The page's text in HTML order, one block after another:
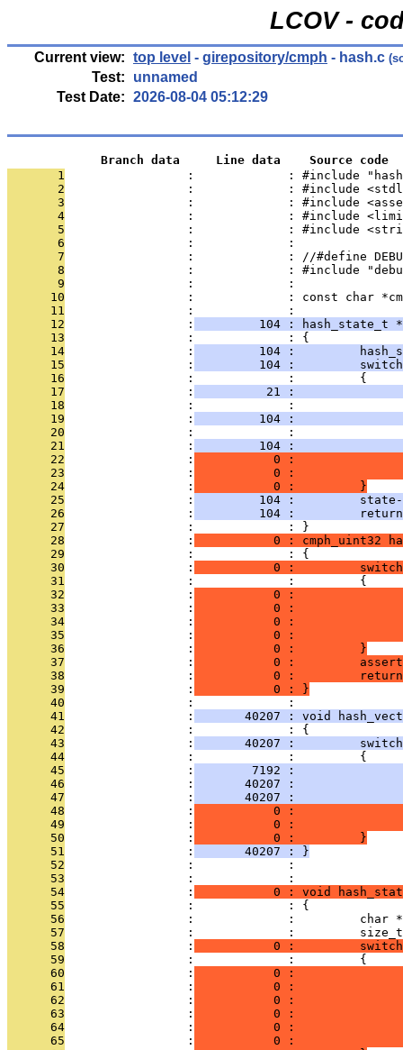
LCOV -
Current view: top level - girepository/cmph - hash.c
Test:
unnamed
Test Date: 2026-08-04 05:12:29
             Branch data     Line data    Source code
       1
:             : #include
       2
:             : #include
       3
:             : #include
       4
:             : #include
       5
:             : #include
       6
                 :             :
       7
:             : //#define
       8
:             : #include
       9
                 :             :
      10
:             : const char
      11
                 :             :
      12
                 :
104 : hash_state_t
      13
                 :             : {
      14
                 :
104 :
      15
                 :
104 :
      16
                 :             :         {
      17
                 :
21 :
      18
:             :
      19
                 :
104 :
      20
:             :
      21
                 :
104 :
      22
                 :
0 :
      23
                 :
0 :
      24
                 :
           0 :         }
      25
                 :
104 :
      26
                 :
104 :
      27
                 :             : }
      28
                 :
0 : cmph_uint32
      29
                 :             : {
      30
                 :
0 :
      31
                 :             :         {
      32
                 :
0 :
      33
                 :
0 :
      34
                 :
0 :
      35
                 :
0 :
      36
                 :
           0 :         }
      37
                 :
0 :
      38
                 :
0 :
      39
                 :
           0 : }
      40
                 :             :
      41
                 :
40207 : void
      42
                 :             : {
      43
                 :
40207 :
      44
                 :             :         {
      45
                 :
7192 :
      46
                 :
40207 :
      47
                 :
40207 :
      48
                 :
0 :
      49
                 :
0 :
      50
                 :
           0 :         }
      51
                 :
       40207 : }
      52
                 :             :
      53
                 :             :
      54
                 :
0 : void
      55
                 :             : {
      56
:             :         char
      57
:             :
      58
                 :
0 :
      59
                 :             :         {
      60
                 :
0 :
      61
                 :
0 :
      62
                 :
0 :
      63
                 :
0 :
      64
                 :
0 :
      65
                 :
0 :